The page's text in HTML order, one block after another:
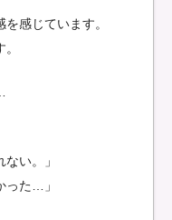
感じています。
い。」
った…」